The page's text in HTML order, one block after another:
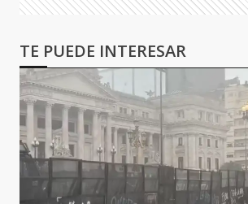
TE PUEDE INTERESAR